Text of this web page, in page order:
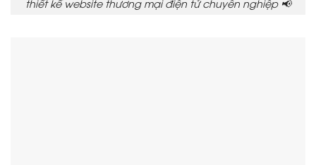
thiết kế website thương mại điện tử chuyên nghiệp 📢